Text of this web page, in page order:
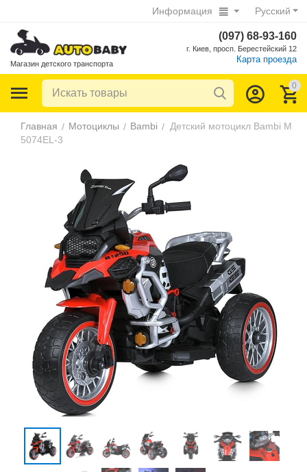
Русский
Информация
Магазин детского транспорта
(097) 68-93-160
г. Киев, просп. Берестейский 12
Карта проезда
0
Главная / Мотоциклы / Bambi / Детский мотоцикл Bambi M
5074EL-3